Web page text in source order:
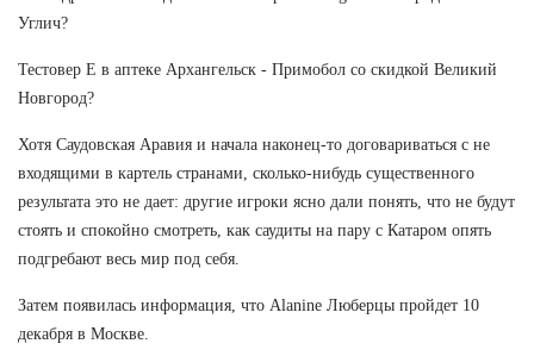
Углич?
Тестовер Е в аптеке Архангельск - Примобол со скидкой Великий
Новгород?
Хотя Саудовская Аравия и начала наконец-то договариваться с не
входящими в картель странами, сколько-нибудь существенного
результата это не дает: другие игроки ясно дали понять, что не будут
стоять и спокойно смотреть, как саудиты на пару с Катаром опять
подгребают весь мир под себя.
Затем появилась информация, что Alanine Люберцы пройдет 10
декабря в Москве.